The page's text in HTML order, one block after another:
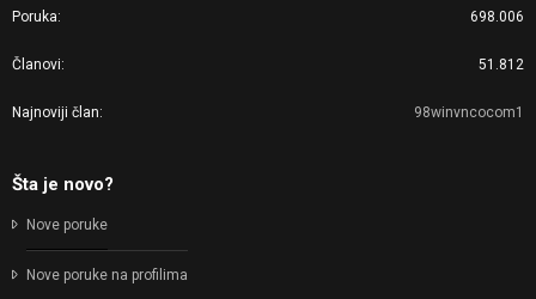
Poruka 698.006
Članovi 51.812
Najnoviji član 98winvncocom1
Šta je novo?
Nove poruke
Nove poruke na profilima